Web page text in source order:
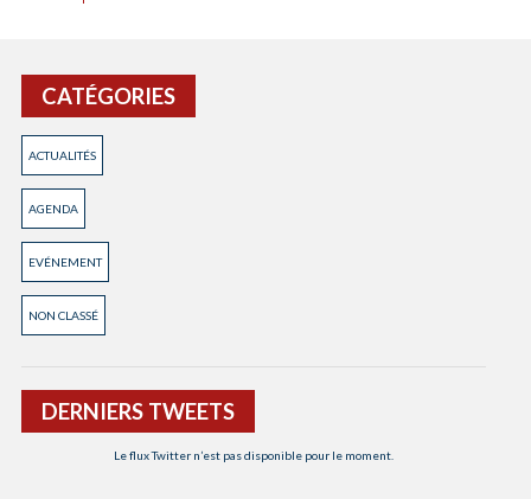
CATÉGORIES
ACTUALITÉS
AGENDA
EVÉNEMENT
NON CLASSÉ
DERNIERS TWEETS
Le flux Twitter n’est pas disponible pour le moment.